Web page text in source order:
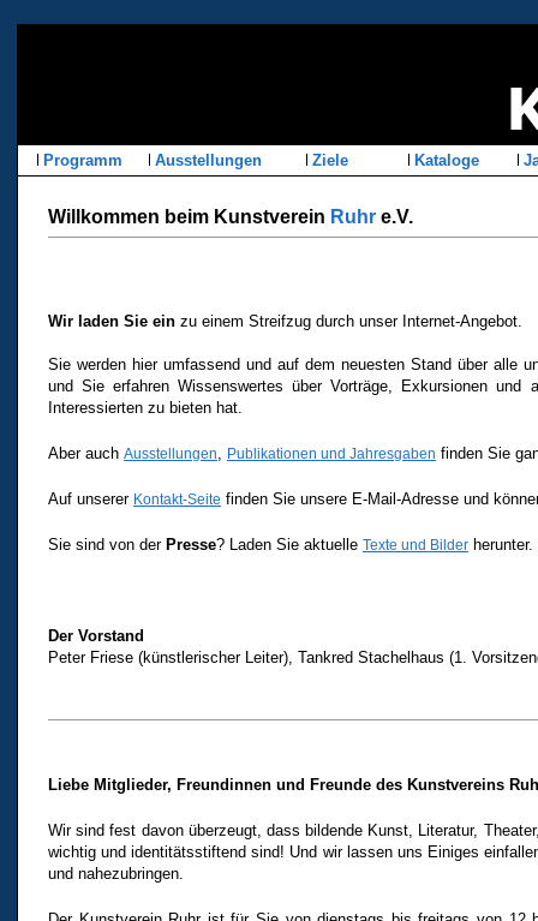
Programm Ausstellungen Ziele Kataloge
Willkommen beim Kunstverein Ruhr e.V.
Wir laden Sie ein zu einem Streifzug durch unser Internet-Angebot.
Sie werden hier umfassend und auf dem neuesten Stand über alle
und Sie erfahren Wissenswertes über Vorträge, Exkursionen
Interessierten zu bieten hat.
Aber auch Ausstellungen, Publikationen und Jahresgaben finden Sie
Auf unserer Kontakt-Seite finden Sie unsere E-Mail-Adresse und
Sie sind von der Presse? Laden Sie aktuelle Texte und Bilder herunter.
Der Vorstand
Peter Friese (künstlerischer Leiter), Tankred Stachelhaus (1.
Liebe Mitglieder, Freundinnen und Freunde des Kunstvereins
Wir sind fest davon überzeugt, dass bildende Kunst, Literatur,
wichtig und identitätsstiftend sind! Und wir lassen uns Einiges
und nahezubringen.